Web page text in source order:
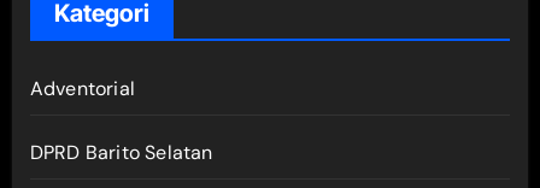
Kategori
Adventorial
DPRD Barito Selatan